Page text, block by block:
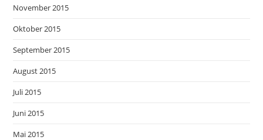
November 2015
Oktober 2015
September 2015
August 2015
Juli 2015
Juni 2015
Mai 2015